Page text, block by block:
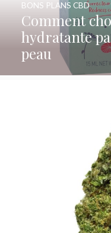
Comment
hydratante
peau
BONS PLANS CBD